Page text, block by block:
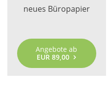
neues Büropapier
Angebote ab
EUR 89,00